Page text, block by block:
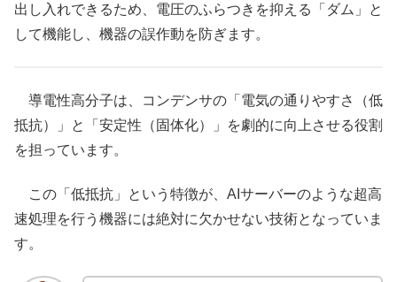
出し入れできるため、電圧のふらつきを抑える「ダム」と
して機能し、機器の誤作動を防ぎます。
導電性高分子は、コンデンサの「電気の通りやすさ（低
抵抗）」と「安定性（固体化）」を劇的に向上させる役割
を担っています。
この「低抵抗」という特徴が、AIサーバーのような超高
速処理を行う機器には絶対に欠かせない技術となっていま
す。